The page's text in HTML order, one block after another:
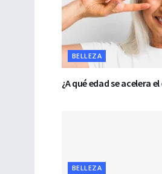
BELLEZA
¿A qué edad se acelera
BELLEZA